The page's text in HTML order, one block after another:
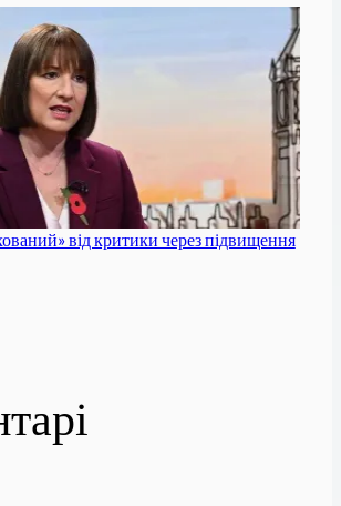
від критики через підвищення